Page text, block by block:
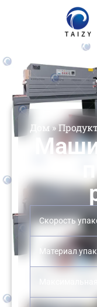
Дом»
Скорость
Материал